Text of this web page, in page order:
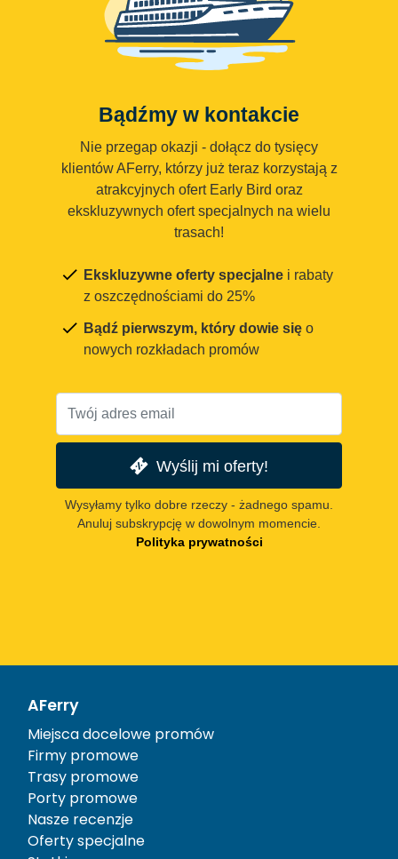
Bądźmy w kontakcie
Nie przegap okazji - dołącz do tysięcy
klientów AFerry, którzy już teraz korzystają z
atrakcyjnych ofert Early Bird oraz
ekskluzywnych ofert specjalnych na wielu
trasach!
Ekskluzywne oferty specjalne i rabaty
z oszczędnościami do 25%
Bądź pierwszym, który dowie się o
nowych rozkładach promów
Wyślij mi oferty!
Wysyłamy tylko dobre rzeczy - żadnego spamu.
Anuluj subskrypcję w dowolnym momencie.
Polityka prywatności
AFerry
Miejsca docelowe promów
Firmy promowe
Trasy promowe
Porty promowe
Nasze recenzje
Oferty specjalne